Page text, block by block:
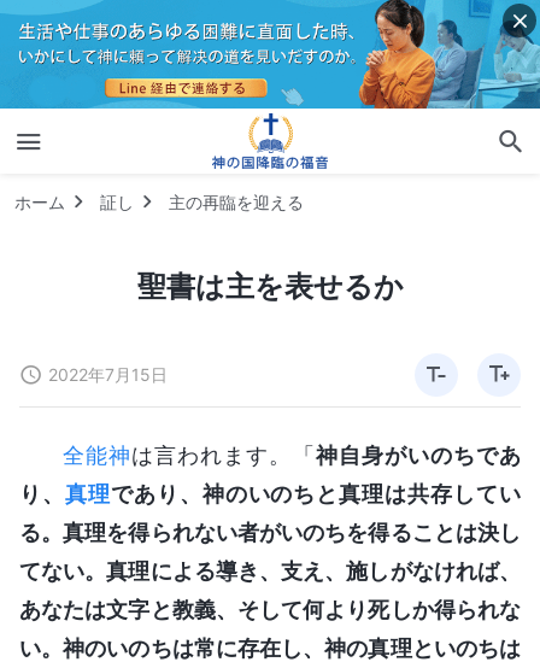
ホーム 証し 主の再臨を迎える
聖書は主を表せるか
2022年7月15日
全能神は言われます。「神自身がいのちであ
り、 真理であり、神のいのちと真理は共存してい
る。真理を得られない者がいのちを得ることは決し
てない。真理による導き、支え、施しがなければ、
あなたは文字と教義、そして何より死しか得られな
い。神のいのちは常に存在し、神の真理といのちは